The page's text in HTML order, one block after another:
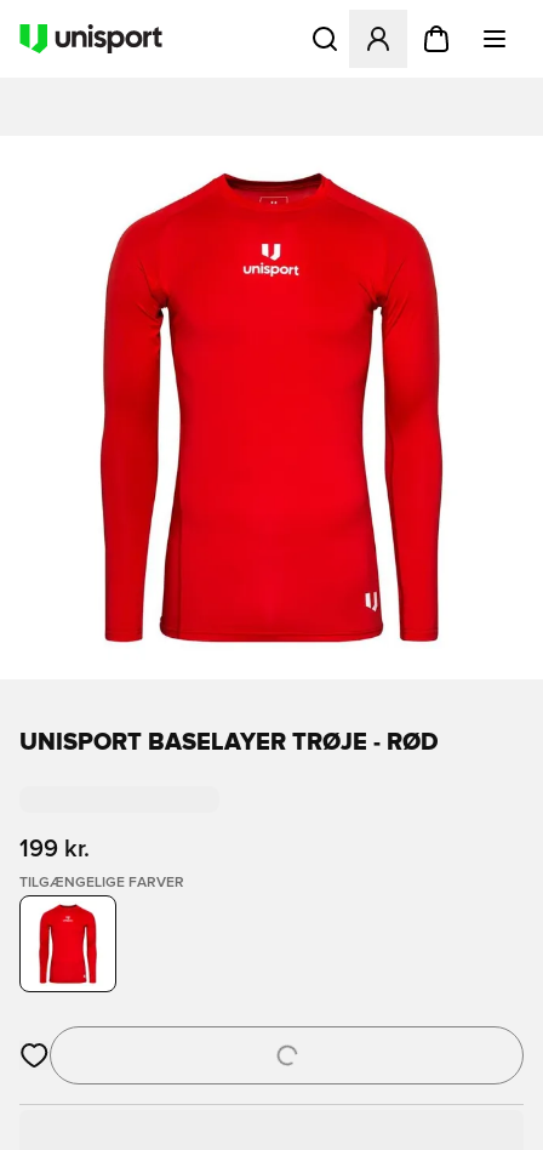
Åbner en Modal til at
UNISPORT BASELAYER TRØJE - RØD
199 kr.
TILGÆNGELIGE FARVER
Åbner en Modal til at logge ind eller tilmelde dig som medlem